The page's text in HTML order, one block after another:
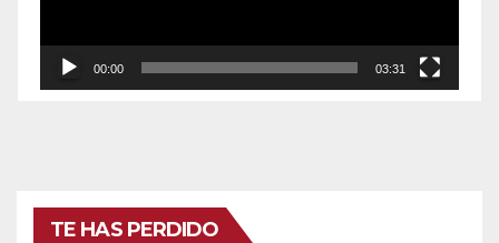
00:00 03:31
TE HAS PERDIDO